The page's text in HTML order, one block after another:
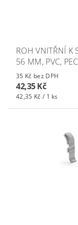
ROH VNITŘNÍ K
56 MM, PVC,
35 Kč bez DPH
42,35 Kč
42,35 Kč / 1 ks